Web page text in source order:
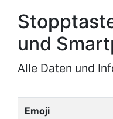
und
Alle Daten und
Emoji